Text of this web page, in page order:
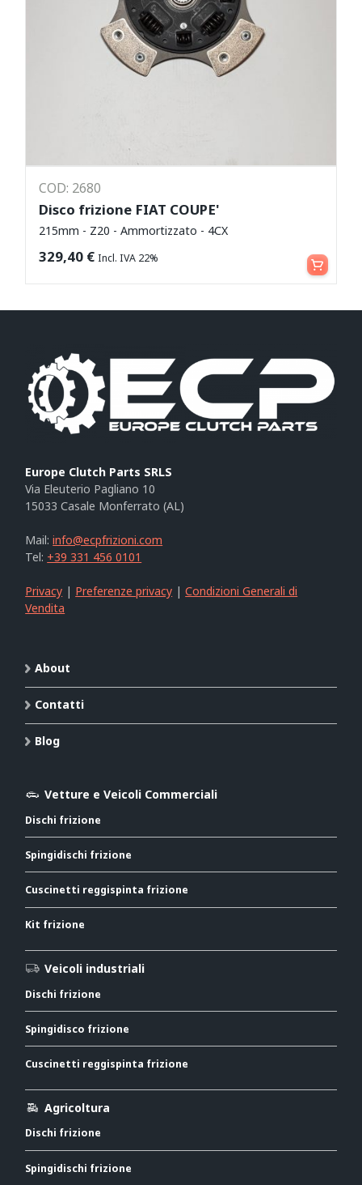
COD: 2680
Disco frizione FIAT COUPE'
215mm - Z20 - Ammortizzato - 4CX
329,40 € Incl. IVA 22% Aggiungi al carrello
Europe Clutch Parts SRLS
Via Eleuterio Pagliano 10
15033 Casale Monferrato (AL)
Mail:info@ecpfrizioni.com
Tel: +39 331 456 0101
Privacy | Preferenze privacy |Condizioni Generali di
Vendita
About
Contatti
Blog
Vetture e Veicoli Commerciali
Dischi frizione
Spingidischi frizione
Cuscinetti reggispinta frizione
Kit frizione
Veicoli industriali
Dischi frizione
Spingidisco frizione
Cuscinetti reggispinta frizione
Agricoltura
Dischi frizione
Spingidischi frizione